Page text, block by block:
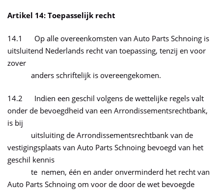
Artikel 14: Toepasselijk recht
14.1 Op alle overeenkomsten van Auto Parts Schnoing is
uitsluitend Nederlands recht van toepassing, tenzij en voor
zover
anders schriftelijk is overeengekomen.
14.2 Indien een geschil volgens de wettelijke regels valt
onder de bevoegdheid van een Arrondissementsrechtbank,
is bij
uitsluiting de Arrondissementsrechtbank van de
vestigingsplaats van Auto Parts Schnoing bevoegd van het
geschil kennis
te nemen, één en ander onverminderd het recht van
Auto Parts Schnoing om voor de door de wet bevoegde